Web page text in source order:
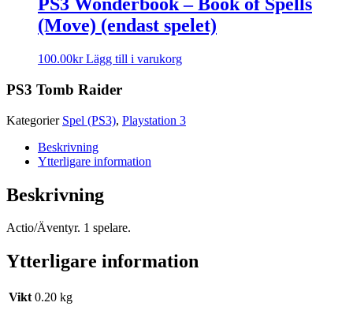
PS3 Wonderbook – Book of Spells
(Move) (endast spelet)
100.00kr Lägg till i varukorg
PS3 Tomb Raider
Kategorier Spel (PS3), Playstation 3
Beskrivning
Ytterligare information
Beskrivning
Actio/Äventyr. 1 spelare.
Ytterligare information
Vikt 0.20 kg